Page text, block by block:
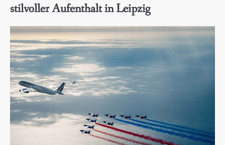
stilvoller Aufenthalt in Leipzig